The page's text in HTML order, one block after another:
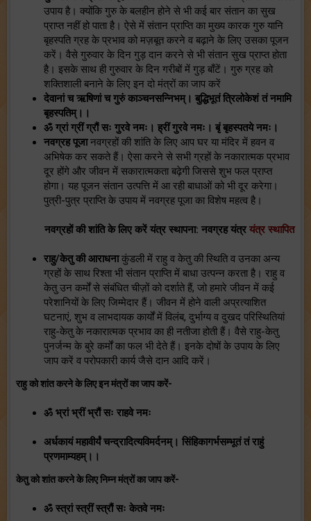
उपाय है। क्योंकि गुरु के बलहीन होने से भी कई बार संतान का सुख
प्राप्त नहीं हो पाता है। ऐसे में संतान प्राप्ति का मुख्य कारक गुरु यानि
बृहस्पति ग्रह के प्रभाव को मज़बूत करने व बढ़ाने के लिए उसका पूजन
करें। वैसे गुरुवार के दिन गुड़ दान करने से भी संतान सुख प्राप्त होता
है। इसके साथ ही गुरुवार के दिन गरीबों में गुड़ बाँटें। गुरु ग्रह को
शक्तिशाली बनाने के लिए इन दो मंत्रों का जाप करें
देवानां च ऋषिणां च गुरुं काञ्चनसन्निभम्। बुद्धिभूतं त्रिलोकेशं तं नमामि
बृहस्पतिम्।।
ॐ ग्रां ग्रीं ग्रौं सः गुरवे नमः। ह्रीं गुरवे नमः। बृं बृहस्पतये नमः।
नवग्रह पूजानवग्रहों की शांति के लिए आप घर या मंदिर में हवन व
अभिषेक कर सकते हैं। ऐसा करने से सभी ग्रहों के नकारात्मक प्रभाव
दूर होंगे और जीवन में सकारात्मकता बढ़ेगी जिससे शुभ फल प्राप्त
होगा। यह पूजन संतान उत्पत्ति में आ रही बाधाओं को भी दूर करेगा।
पुत्री-पुत्र प्राप्ति के उपाय में नवग्रह पूजा का विशेष महत्व है।
नवग्रहों की शांति के लिए करें यंत्र स्थापना: नवग्रह यंत्र यंत्र स्थापित
राहु/केतु की आराधनाकुंडली में राहु व केतु की स्थिति व उनका अन्य
ग्रहों के साथ रिश्ता भी संतान प्राप्ति में बाधा उत्पन्न करता है। राहु व
केतु उन कर्मों से संबंधित चीज़ों को दर्शाते हैं, जो हमारे जीवन में कई
परेशानियों के लिए जिम्मेदार हैं। जीवन में होने वाली अप्रत्याशित
घटनाएं, शुभ व लाभदायक कार्यों में विलंब, दुर्भाग्य व दुखद परिस्थितियां
राहु-केतु के नकारात्मक प्रभाव का ही नतीजा होती हैं। वैसे राहु-केतु
पुनर्जन्म के बुरे कर्मों का फल भी देते हैं। इनके दोषों के उपाय के लिए
जाप करें व परोपकारी कार्य जैसे दान आदि करें।
राहु को शांत करने के लिए इन मंत्रों का जाप करें-
ॐ भ्रां भ्रीं भ्रौं सः राहवे नमः
अर्धकायं महावीर्यं चन्द्रादित्यविमर्दनम्। सिंहिकागर्भसम्भूतं तं राहुं
प्रणमाम्यहम्।।
केतु को शांत करने के लिए निम्न मंत्रों का जाप करें-
ॐ स्त्रां स्त्रीं स्त्रौं सः केतवे नमः